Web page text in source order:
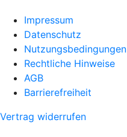
Impressum
Datenschutz
Nutzungsbedingungen
Rechtliche Hinweise
AGB
Barrierefreiheit
Vertrag widerrufen